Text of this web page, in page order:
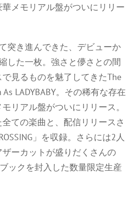
メモリアル盤がついにリリー
突き進んできた、デビューか
した一枚。強さと儚さとの間
見るものを魅了してきたThe
LADYBABY。その稀有な存在
リアル盤がついにリリース。
ての楽曲と、配信リリースさ
」を収録。さらには2人
ーカットが盛りだくさんの
ックを封入した数量限定生産